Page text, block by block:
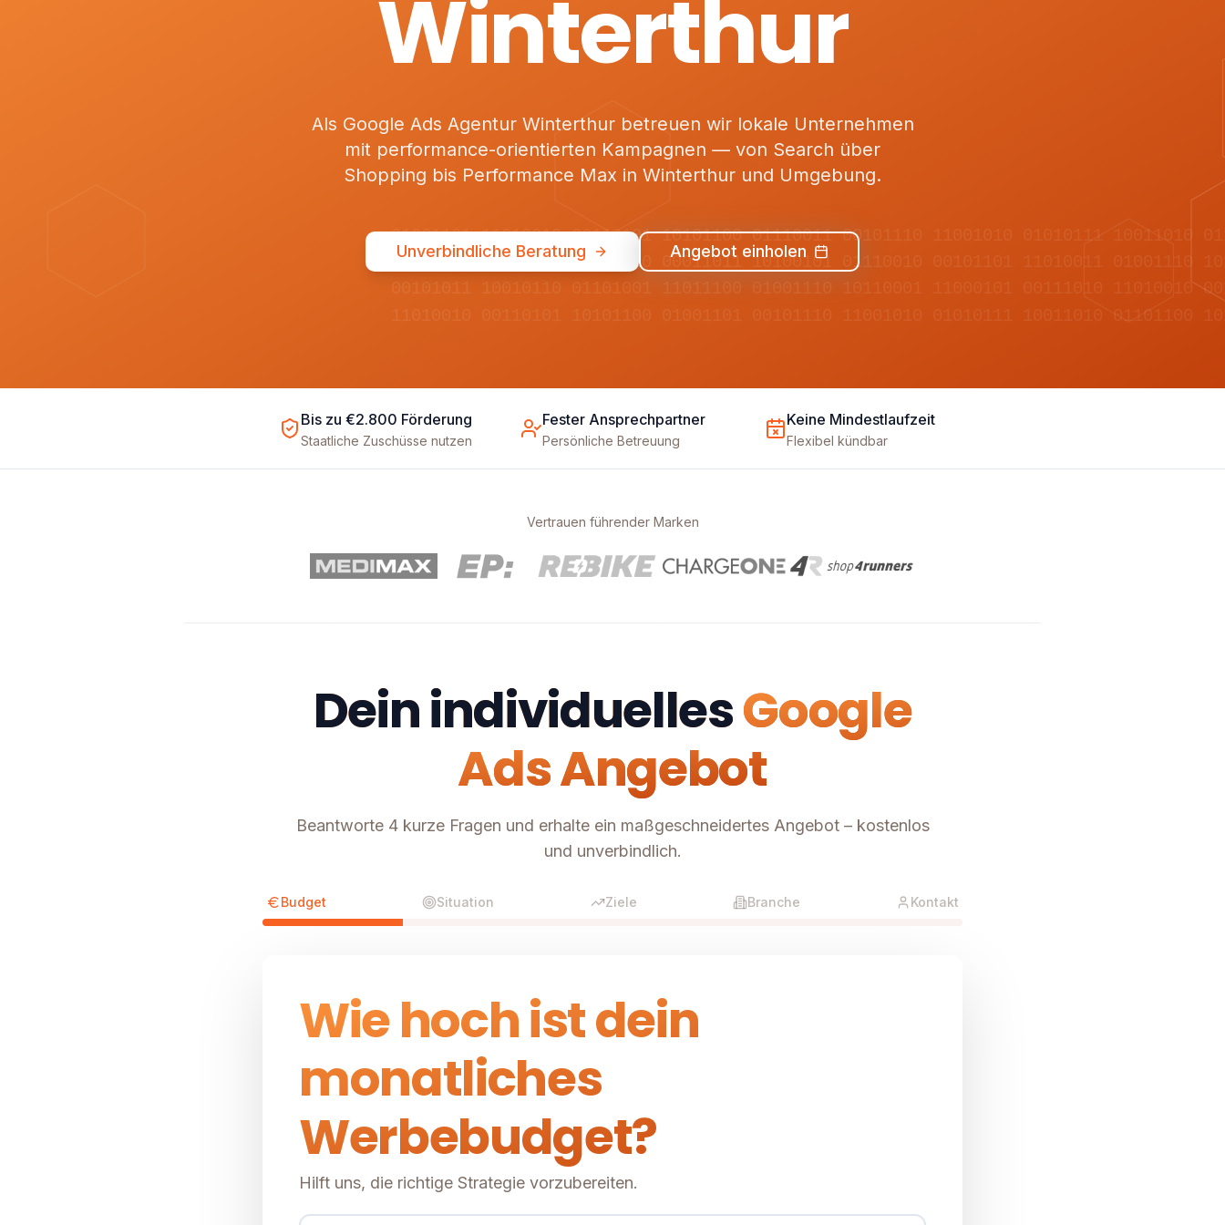
01001101 11010010 00110101 10101100 01110011 00101110 11001010 01010111 10011010
10110100 01011001 11100110 00011011 10100101 01110010 00101101 11010011 01001110
00101011 10010110 01101001 11011100 01001110 10110001 11000101 00111010 11010010
11010010 00110101 10101100 01001101 00101110 11001010 01010111 10011010 01101100
Winterthur
Als Google Ads Agentur Winterthur betreuen wir lokale Unternehmen
mit performance-orientierten Kampagnen — von Search über
Shopping bis Performance Max in Winterthur und Umgebung.
Unverbindliche Beratung Angebot einholen
Bis zu €2.800 Förderung
Staatliche Zuschüsse nutzen
Fester Ansprechpartner
Persönliche Betreuung
Keine Mindestlaufzeit
Flexibel kündbar
Vertrauen führender Marken
Dein individuellesGoogle
Ads Angebot
Beantworte 4 kurze Fragen und erhalte ein maßgeschneidertes Angebot – kostenlos
und unverbindlich.
Budget Situation Ziele Branche Kontakt
Wie hoch ist dein
monatliches
Werbebudget?
Hilft uns, die richtige Strategie vorzubereiten.